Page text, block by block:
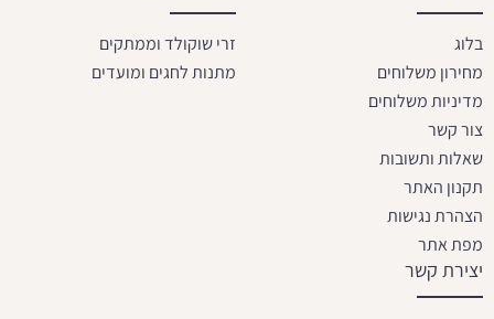
בלוג
מחירון משלוחים
מדיניות משלוחים
צור קשר
שאלות ותשובות
תקנון האתר
הצהרת נגישות
מפת אתר
זרי שוקולד וממתקים
מתנות לחגים ומועדים
יצירת קשר